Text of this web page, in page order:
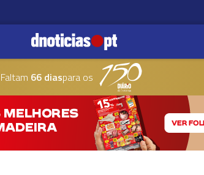
Faltam 66 diaspara os